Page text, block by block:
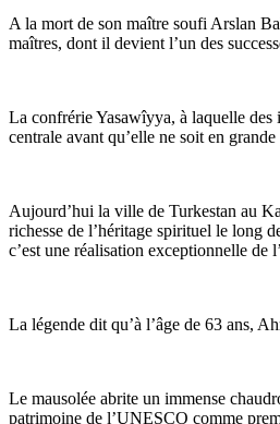
A la mort de son maître soufi Arslan
maîtres, dont il devient l’un des
La confrérie Yasawîyya, à laquelle des
centrale avant qu’elle ne soit en
Aujourd’hui la ville de Turkestan au
richesse de l’héritage spirituel le long
c’est une réalisation exceptionnelle de
La légende dit qu’à l’âge de 63 ans,
Le mausolée abrite un immense
patrimoine de l’UNESCO comme